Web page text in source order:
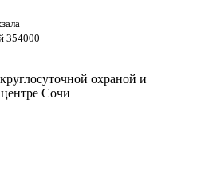
354000
охраной и
Сочи